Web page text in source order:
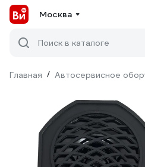
Москва
Поиск в каталоге
Главная / Автосервисное